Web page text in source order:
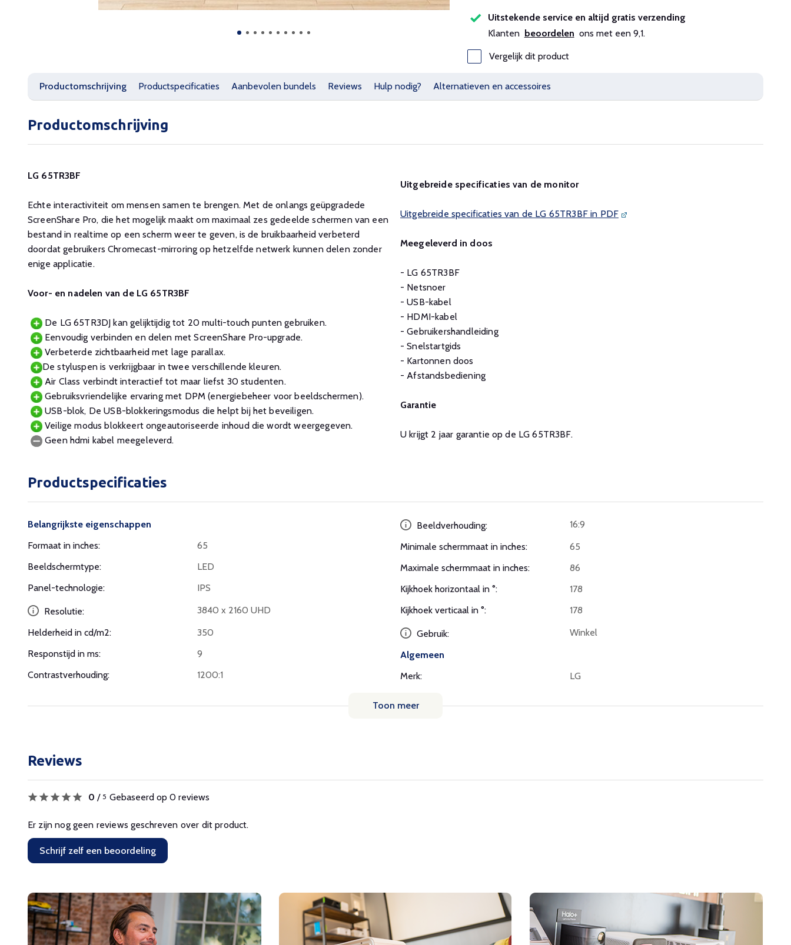
Uitstekende service en altijd gratis verzending
Klanten beoordelen ons met een 9,1.
Vergelijk dit product
Productomschrijving Productspecificaties Aanbevolen bundels Reviews Hulp nodig? Alternatieven en accessoires
Productomschrijving
LG 65TR3BF
Echte interactiviteit om mensen samen te brengen. Met de onlangs geüpgradede
ScreenShare Pro, die het mogelijk maakt om maximaal zes gedeelde schermen van een
bestand in realtime op een scherm weer te geven, is de bruikbaarheid verbeterd
doordat gebruikers Chromecast-mirroring op hetzelfde netwerk kunnen delen zonder
enige applicatie.
Voor- en nadelen van de LG 65TR3BF
De LG 65TR3DJ kan gelijktijdig tot 20 multi-touch punten gebruiken.
Eenvoudig verbinden en delen met ScreenShare Pro-upgrade.
Verbeterde zichtbaarheid met lage parallax.
De styluspen is verkrijgbaar in twee verschillende kleuren.
Air Class verbindt interactief tot maar liefst 30 studenten.
Gebruiksvriendelijke ervaring met DPM (energiebeheer voor beeldschermen).
USB-blok, De USB-blokkeringsmodus die helpt bij het beveiligen.
Veilige modus blokkeert ongeautoriseerde inhoud die wordt weergegeven.
Geen hdmi kabel meegeleverd.
Uitgebreide specificaties van de monitor
Uitgebreide specificaties van de LG 65TR3BF in PDF
Meegeleverd in doos
- LG 65TR3BF
- Netsnoer
- USB-kabel
- HDMI-kabel
- Gebruikershandleiding
- Snelstartgids
- Kartonnen doos
- Afstandsbediening
Garantie
U krijgt 2 jaar garantie op de LG 65TR3BF.
Productspecificaties
Belangrijkste eigenschappen
Formaat in inches:
65
Beeldschermtype:
LED
Panel-technologie:
IPS
Resolutie:
3840 x 2160 UHD
Helderheid in cd/m2:
350
Responstijd in ms:
9
Contrastverhouding:
1200:1
Beeldverhouding:
16:9
Minimale schermmaat in inches:
65
Maximale schermmaat in inches:
86
Kijkhoek horizontaal in °:
178
Kijkhoek verticaal in °:
178
Gebruik:
Winkel
Algemeen
Merk:
LG
Toon meer
Reviews
0 / 5 Gebaseerd op 0 reviews
Er zijn nog geen reviews geschreven over dit product.
Schrijf zelf een beoordeling